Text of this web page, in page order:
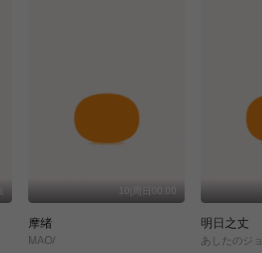
10|周日00:00
摩绪
MAO/
明日之丈
あしたのジ